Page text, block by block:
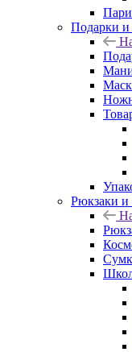
Подарки и
Рюкзаки и